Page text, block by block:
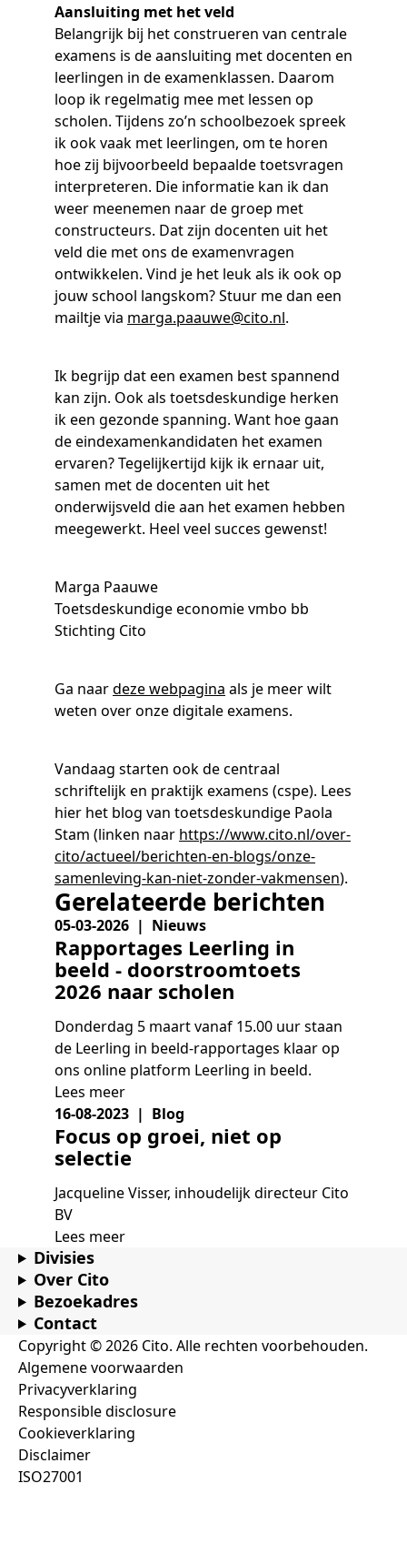
Aansluiting met het veld
Belangrijk bij het construeren van centrale
examens is de aansluiting met docenten en
leerlingen in de examenklassen. Daarom
loop ik regelmatig mee met lessen op
scholen. Tijdens zo’n schoolbezoek spreek
ik ook vaak met leerlingen, om te horen
hoe zij bijvoorbeeld bepaalde toetsvragen
interpreteren. Die informatie kan ik dan
weer meenemen naar de groep met
constructeurs. Dat zijn docenten uit het
veld die met ons de examenvragen
ontwikkelen. Vind je het leuk als ik ook op
jouw school langskom? Stuur me dan een
mailtje via marga.paauwe@cito.nl.
Ik begrijp dat een examen best spannend
kan zijn. Ook als toetsdeskundige herken
ik een gezonde spanning. Want hoe gaan
de eindexamenkandidaten het examen
ervaren? Tegelijkertijd kijk ik ernaar uit,
samen met de docenten uit het
onderwijsveld die aan het examen hebben
meegewerkt. Heel veel succes gewenst!
Marga Paauwe
Toetsdeskundige economie vmbo bb
Stichting Cito
Ga naardeze webpagina als je meer wilt
weten over onze digitale examens.
Vandaag starten ook de centraal
schriftelijk en praktijk examens (cspe). Lees
hier het blog van toetsdeskundige Paola
Stam (linken naar https://www.cito.nl/over-
cito/actueel/berichten-en-blogs/onze-
samenleving-kan-niet-zonder-vakmensen).
Gerelateerde berichten
05-03-2026 | Nieuws
Rapportages Leerling in
beeld - doorstroomtoets
2026 naar scholen
Donderdag 5 maart vanaf 15.00 uur staan
de Leerling in beeld-rapportages klaar op
ons online platform Leerling in beeld.
Lees meer
16-08-2023 | Blog
Focus op groei, niet op
selectie
Jacqueline Visser, inhoudelijk directeur Cito
BV
Lees meer
Divisies
Over Cito
Bezoekadres
Contact
Copyright © 2026 Cito. Alle rechten voorbehouden.
Algemene voorwaarden
Privacyverklaring
Responsible disclosure
Cookieverklaring
Disclaimer
ISO27001